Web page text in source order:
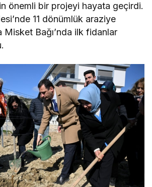
önemli bir projeyi hayata geçirdi.
11 dönümlük araziye
Misket Bağı’nda ilk fidanlar